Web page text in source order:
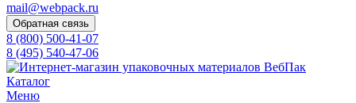
mail@webpack.ru
Обратная связь
8 (800) 500-41-07
8 (495) 540-47-06
Каталог
Меню